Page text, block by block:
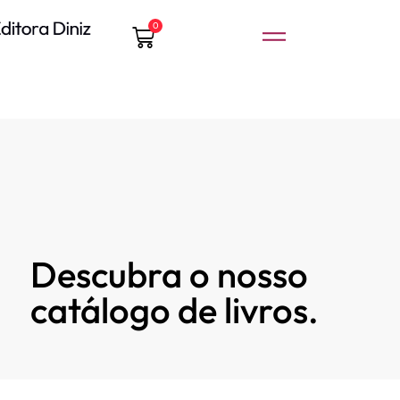
0
Descubra o nosso
catálogo de livros.